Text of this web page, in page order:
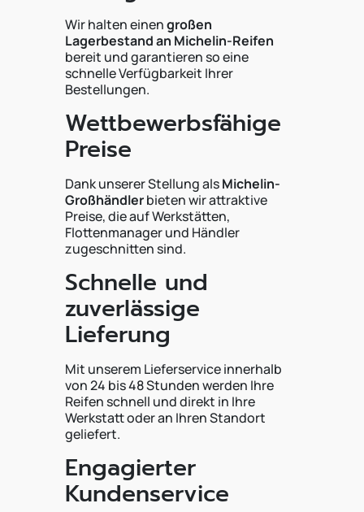
Wir halten einengroßen
Lagerbestand an Michelin-Reifen
bereit und garantieren so eine
schnelle Verfügbarkeit Ihrer
Bestellungen.
Wettbewerbsfähige
Preise
Dank unserer Stellung alsMichelin-
Großhändlerbieten wir attraktive
Preise, die auf Werkstätten,
Flottenmanager und Händler
zugeschnitten sind.
Schnelle und
zuverlässige
Lieferung
Mit unserem Lieferservice innerhalb
von 24 bis 48 Stunden werden Ihre
Reifen schnell und direkt in Ihre
Werkstatt oder an Ihren Standort
geliefert.
Engagierter
Kundenservice